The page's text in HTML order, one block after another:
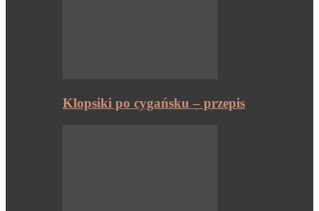
Klopsiki po cygańsku – przepis